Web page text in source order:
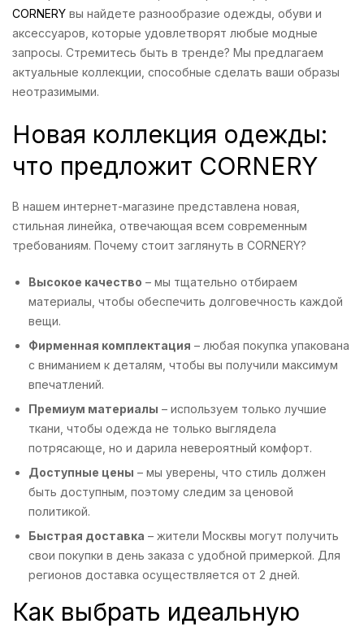
CORNERY вы найдете разнообразие одежды, обуви и
аксессуаров, которые удовлетворят любые модные
запросы. Стремитесь быть в тренде? Мы предлагаем
актуальные коллекции, способные сделать ваши образы
неотразимыми.
Новая коллекция одежды:
что предложит CORNERY
В нашем интернет-магазине представлена новая,
стильная линейка, отвечающая всем современным
требованиям. Почему стоит заглянуть в CORNERY?
Высокое качество – мы тщательно отбираем
материалы, чтобы обеспечить долговечность каждой
вещи.
Фирменная комплектация – любая покупка упакована
с вниманием к деталям, чтобы вы получили максимум
впечатлений.
Премиум материалы – используем только лучшие
ткани, чтобы одежда не только выглядела
потрясающе, но и дарила невероятный комфорт.
Доступные цены – мы уверены, что стиль должен
быть доступным, поэтому следим за ценовой
политикой.
Быстрая доставка – жители Москвы могут получить
свои покупки в день заказа с удобной примеркой. Для
регионов доставка осуществляется от 2 дней.
Как выбрать идеальную